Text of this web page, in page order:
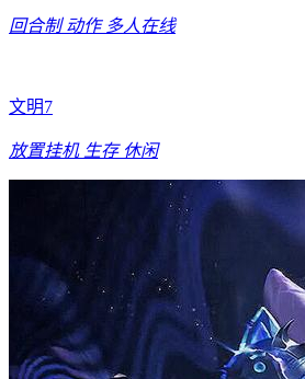
回合制 动作 多人在线
文明7
放置挂机 生存 休闲